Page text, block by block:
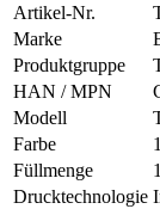
Artikel-Nr.
Marke
Produktgruppe
HAN / MPN
Modell
Farbe
Füllmenge
Drucktechnologie